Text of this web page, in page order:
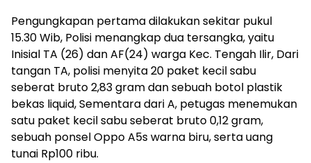
Pengungkapan pertama dilakukan sekitar pukul
15.30 Wib, Polisi menangkap dua tersangka, yaitu
Inisial TA (26) dan AF(24) warga Kec. Tengah Ilir, Dari
tangan TA, polisi menyita 20 paket kecil sabu
seberat bruto 2,83 gram dan sebuah botol plastik
bekas liquid, Sementara dari A, petugas menemukan
satu paket kecil sabu seberat bruto 0,12 gram,
sebuah ponsel Oppo A5s warna biru, serta uang
tunai Rp100 ribu.